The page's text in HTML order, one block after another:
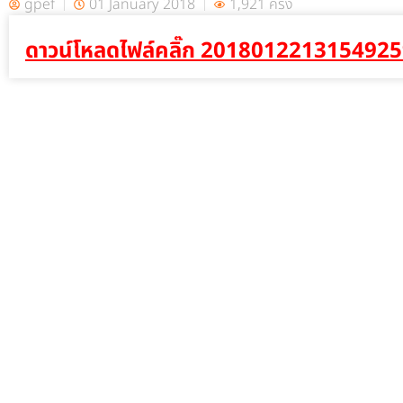
gpef 01 January 2018 1,921 ครั้ง
ดาวน์โหลดไฟล์คลิ๊ก